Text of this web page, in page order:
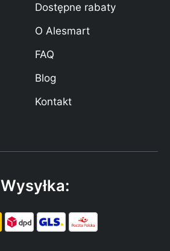
Dostępne rabaty
O Alesmart
FAQ
Blog
Kontakt
Wysyłka: